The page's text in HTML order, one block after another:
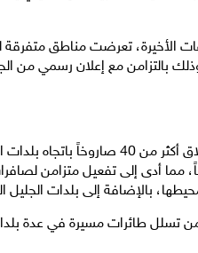
الأخيرة، تعرضت مناطق متفرقة
بالتزامن مع إعلان رسمي من
وجراء الرشقات صاروخية متتالية واسعة النطاق تم رصد
إطلاق نحو 20 صاروخاً إضافياً، مما أدى إلى تفعيل
بالإضافة إلى بلدات الجليل
من تسلل طائرات مسيرة في عدة